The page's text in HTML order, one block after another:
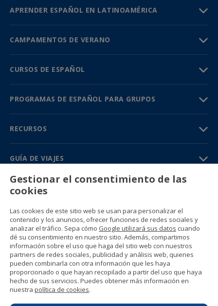
APRENDER ESPAÑOL EN LATINOAMÉRICA
CAMPAMENTOS DE VERANO
CURSOS DE ESPAÑOL
PROGRAMAS DE ESPAÑOL PARA GRUPOS
RECURSOS
GUÍA DE VIAJES
PARTNERS
Contacto
Precios y catálogos
(+34) 91 594 37 76
Gustavo Fernández Balbuena, 11
28002 Madrid, Spain
Sitemap
Condiciones generales
Política de privacidad
Política de cookies
Gestionar el consentimiento de las
cookies
Las cookies de este sitio web se usan para personalizar el
contenido y los anuncios, ofrecer funciones de redes sociales y
analizar el tráfico. Sepa cómo Google utilizará sus datos cuando
dé su consentimiento en nuestro sitio. Además, compartimos
información sobre el uso que haga del sitio web con nuestros
partners de redes sociales, publicidad y análisis web, quienes
pueden combinarla con otra información que les haya
proporcionado o que hayan recopilado a partir del uso que haya
hecho de sus servicios. Puedes obtener más información en
nuestra política de cookies.